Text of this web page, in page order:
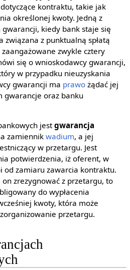
kontraktu, takie jak
określonej kwoty. Jedną z
kiedy bank staje się
z punktualną spłatą
zwykle cztery
się o wnioskodawcy gwarancji,
w przypadku nieuzyskania
gwarancji ma prawożądać jej
gwarancje oraz banku
jestgwarancja
zamiennik wadium, a jej
w przetargu. Jest
potwierdzenia, iż oferent, w
od zamiaru zawarcia kontraktu.
on zrezygnować z przetargu, to
do wypłacenia
kwoty, która może
przetargu.